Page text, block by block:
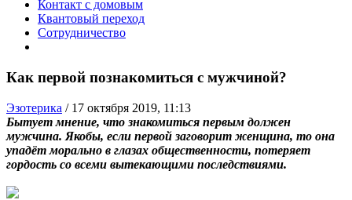
Контакт с домовым
Квантовый переход
Сотрудничество
Как первой познакомиться с мужчиной?
Эзотерика / 17 октября 2019, 11:13
Бытует мнение, что знакомиться первым должен
мужчина. Якобы, если первой заговорит женщина, то она
упадёт морально в глазах общественности, потеряет
гордость со всеми вытекающими последствиями.